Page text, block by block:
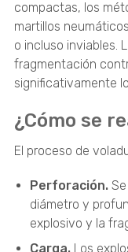
compactas, los
martillos
o incluso inviables.
fragmentación
significativamente
¿Cómo se
El proceso de
Perforación.
diámetro y
explosivo y la
Carga. Los